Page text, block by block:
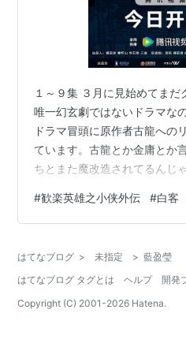
１～９集 ３月に見始めてま
唯一幻玄劇ではないドラマな
ドラマ冒頭に原作者古龍への
ています。古龍とか金庸とか
ちとまた魔改造されてるんじ
クトしてますと言いながら、
に仕立ててしまう例も少なく
外伝」の劣化版という現地の
いて、過大な期待はかけらも
が・・・ま、それで正解だっ
#歓楽英雄之小侠外伝 #白客
はてなブログ > 未指定 > 藍盈瑩
はてなブログ タグとは
ヘルプ 開発
Copyright (C) 2001-2026 Hatena.